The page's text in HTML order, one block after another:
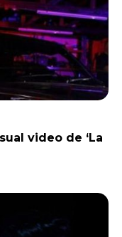
video de ‘La